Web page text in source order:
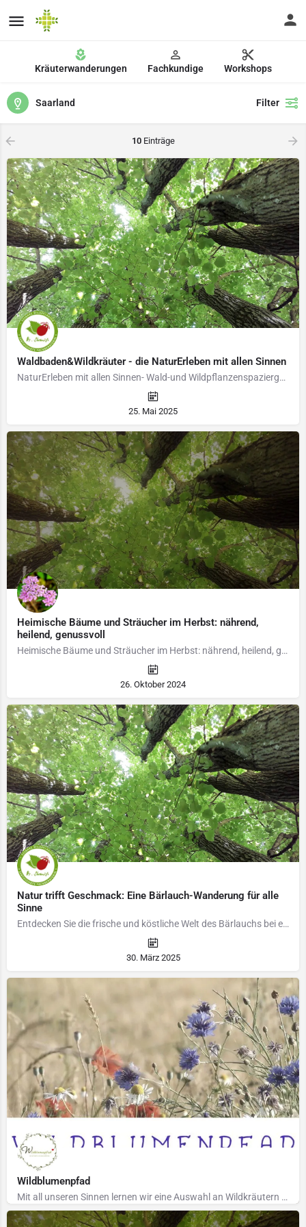
Kräuterwanderungen Fachkundige Workshops
Saarland Filter
10Einträge
Waldbaden&Wildkräuter - die NaturErleben mit allen Sinnen
NaturErleben mit allen Sinnen- Wald-und Wildpflanzenspaziergänge Mit allen Sinnen die Natur erleben und…
25. Mai 2025
Heimische Bäume und Sträucher im Herbst: nährend,
heilend, genussvoll
Heimische Bäume und Sträucher im Herbst: nährend, heilend, genussvoll Ob Waldmedizin, Baumkosmetik, oder…
26. Oktober 2024
Natur trifft Geschmack: Eine Bärlauch-Wanderung für alle
Sinne
Entdecken Sie die frische und köstliche Welt des Bärlauchs bei einer geführten Wanderung! Tauchen Sie ein…
30. März 2025
Wildblumenpfad
Mit all unseren Sinnen lernen wir eine Auswahl an Wildkräutern kennen. Wir schauen genau hin, wir fühlen,…